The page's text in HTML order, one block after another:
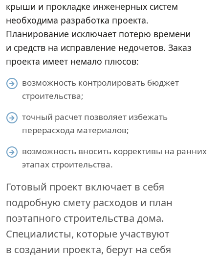
крыши и прокладке инженерных систем
необходима разработка проекта.
Планирование исключает потерю времени
и средств на исправление недочетов. Заказ
проекта имеет немало плюсов:
возможность контролировать бюджет
строительства;
точный расчет позволяет избежать
перерасхода материалов;
возможность вносить коррективы на ранних
этапах строительства.
Готовый проект включает в себя
подробную смету расходов и план
поэтапного строительства дома.
Специалисты, которые участвуют
в создании проекта, берут на себя